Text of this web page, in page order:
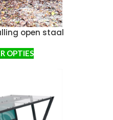
open staal
OPTIES